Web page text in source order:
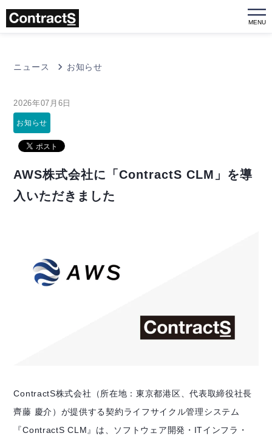
MENU
ニュース お知らせ
2026年07月6日
お知らせ
AWS株式会社に「ContractS CLM」を導
入いただきました
ContractS株式会社（所在地：東京都港区、代表取締役社長
齊藤 慶介）が提供する契約ライフサイクル管理システム
『ContractS CLM』は、ソフトウェア開発・ITインフラ・